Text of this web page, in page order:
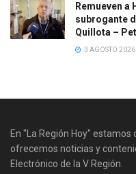
Remueven
subrogante
Quillota –
3 AGOSTO 2026
En "La Región Hoy"
ofrecemos noticias y
Electrónico de la V Región.